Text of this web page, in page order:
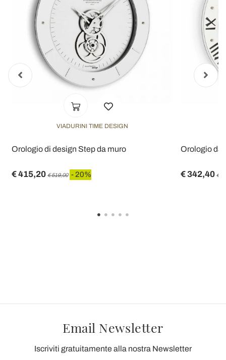
VIADURINI TIME DESIGN
Orologio di design Step da muro
€ 415,20 € 519,00 - 20%
Orologio da
€ 342,40 €
Email Newsletter
Iscriviti gratuitamente alla nostra Newsletter